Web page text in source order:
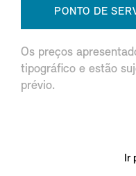
PONTO DE
Os preços
tipográfico e estão
prévio.
Ir